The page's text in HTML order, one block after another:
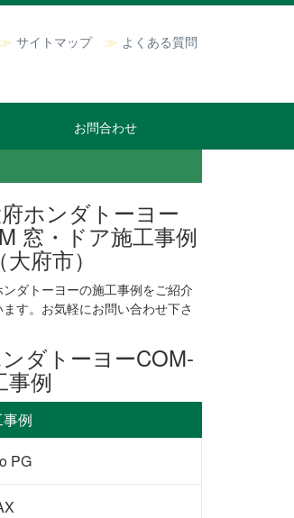
サイトマップ よくある質問
お問合わせ
ンダトーヨーの施工事例をご紹介
ます。お気軽にお問い合わせ下さ
例
PG